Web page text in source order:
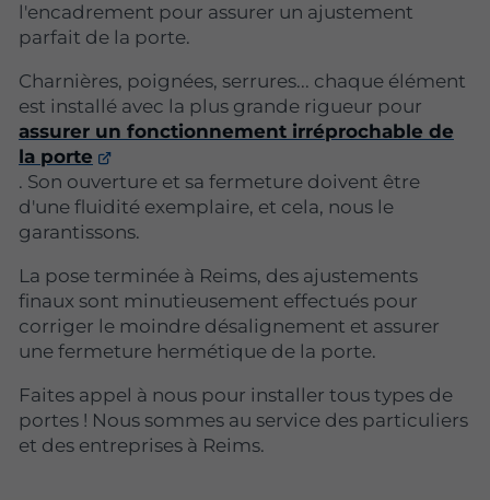
l'encadrement pour assurer un ajustement
parfait de la porte.
Charnières, poignées, serrures... chaque élément
est installé avec la plus grande rigueur pour
assurer un fonctionnement irréprochable de
la porte
. Son ouverture et sa fermeture doivent être
d'une fluidité exemplaire, et cela, nous le
garantissons.
La pose terminée à Reims, des ajustements
finaux sont minutieusement effectués pour
corriger le moindre désalignement et assurer
une fermeture hermétique de la porte.
Faites appel à nous pour installer tous types de
portes ! Nous sommes au service des particuliers
et des entreprises à Reims.